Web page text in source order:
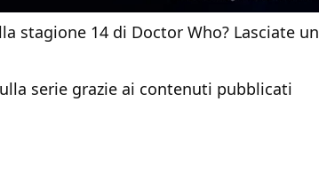
stagione 14 di Doctor Who? Lasciate un
serie grazie ai contenuti pubblicati